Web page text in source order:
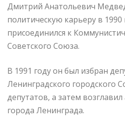
Дмитрий Анатольевич
политическую карьеру в 1990
присоединился к
Советского Союза.
В 1991 году он был избран
Ленинградского городского
депутатов, а затем
города Ленинграда.